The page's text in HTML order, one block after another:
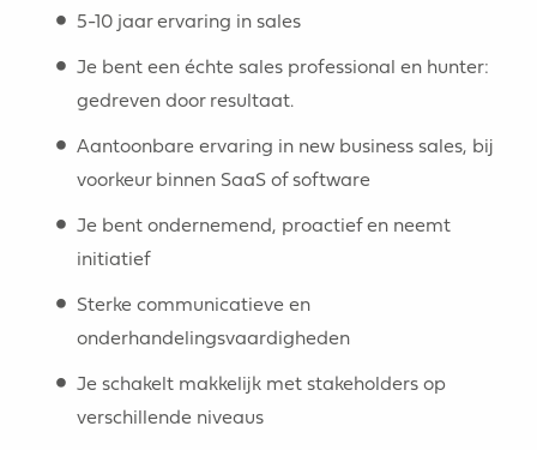
5-10 jaar ervaring in sales
Je bent een échte sales professional en hunter:
gedreven door resultaat.
Aantoonbare ervaring in new business sales, bij
voorkeur binnen SaaS of software
Je bent ondernemend, proactief en neemt
initiatief
Sterke communicatieve en
onderhandelingsvaardigheden
Je schakelt makkelijk met stakeholders op
verschillende niveaus